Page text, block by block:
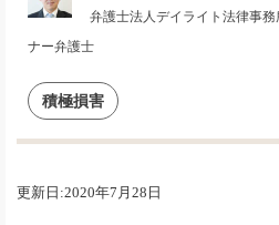
弁護士法人デイライト法律事
ナー弁護士
積極損害
更新日:2020年7月28日